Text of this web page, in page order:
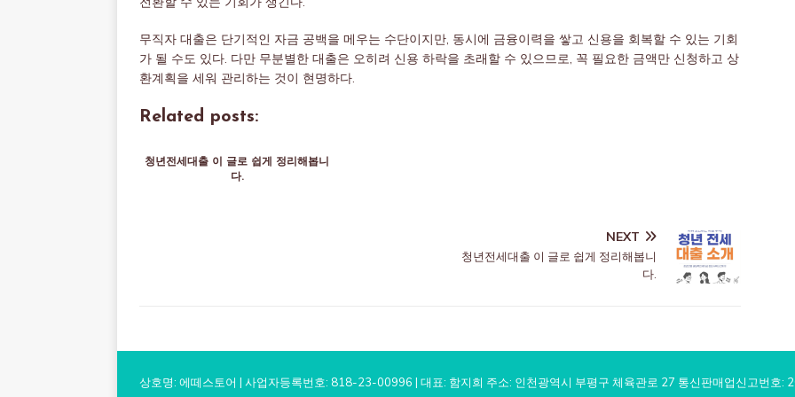
무직자 대출은 단기적인 자금 공백을 메우는 수단이지만, 동시에 금융이력을 쌓고 신용을 회복할 수 있는 기회
가 될 수도 있다. 다만 무분별한 대출은 오히려 신용 하락을 초래할 수 있으므로, 꼭 필요한 금액만 신청하고 상
환계획을 세워 관리하는 것이 현명하다.
Related posts:
청년전세대출 이 글로 쉽게 정리해봅니
다.
NEXT
청년전세대출 이 글로 쉽게 정리해봅니
다.
상호명: 에떼스토어 | 사업자등록번호: 818-23-00996 | 대표: 함지희 주소: 인천광역시 부평구 체육관로 27 통신판매업신고번호